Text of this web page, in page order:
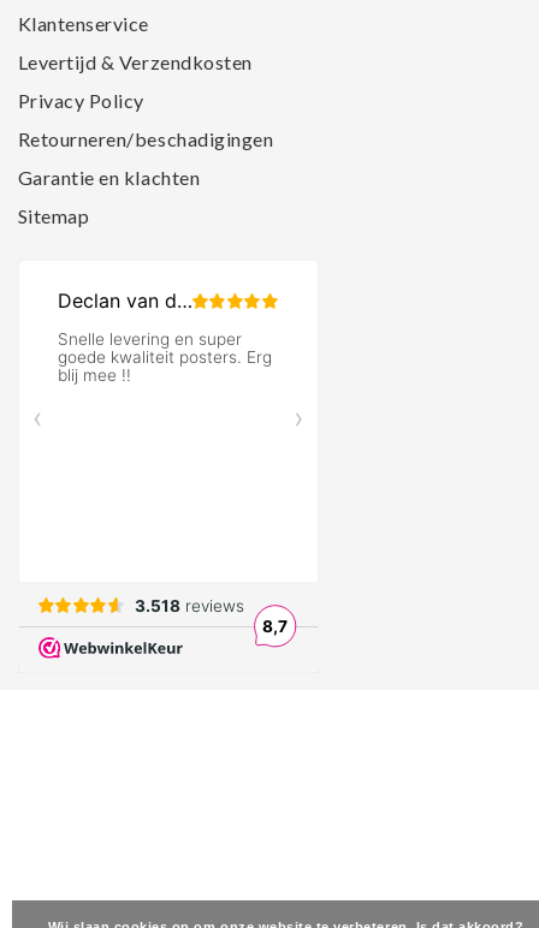
Klantenservice
Levertijd & Verzendkosten
Privacy Policy
Retourneren/beschadigingen
Garantie en klachten
Sitemap